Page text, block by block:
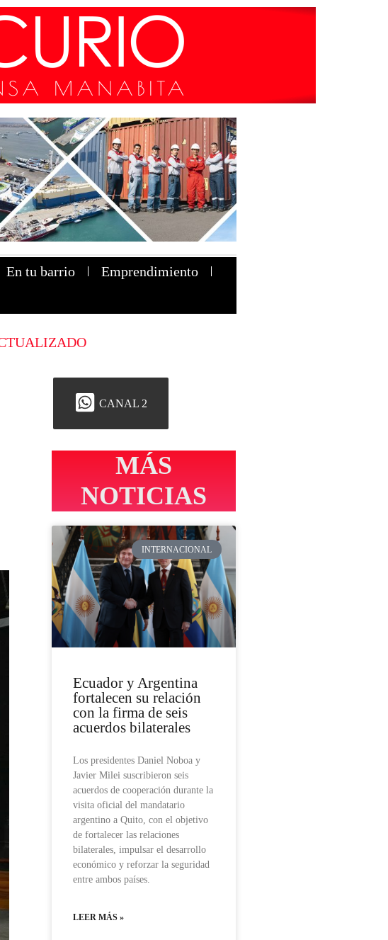
En tu barrio
Emprendimiento
CANAL 2
MÁS
NOTICIAS
INTERNACIONAL
Ecuador y Argentina
fortalecen su relación
con la firma de seis
acuerdos bilaterales
Los presidentes Daniel Noboa y
Javier Milei suscribieron seis
acuerdos de cooperación durante la
visita oficial del mandatario
argentino a Quito, con el objetivo
de fortalecer las relaciones
bilaterales, impulsar el desarrollo
económico y reforzar la seguridad
entre ambos países.
LEER MÁS »